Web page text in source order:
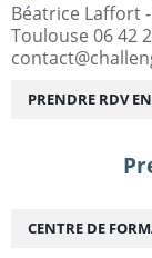
Béatrice Laffort
Toulouse 06 42
PRENDRE RDV
CENTRE DE